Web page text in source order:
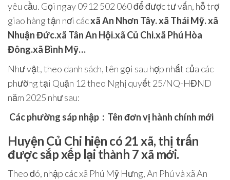
yêu cầu. Gọi ngay0912 502 060để được tư vấn, hỗ trợ
giao hàng tận nơi cácxã An Nhơn Tây. xã Thái Mỹ. xã
Nhuận Đức.xã Tân An Hội.xã Củ Chi.xã Phú Hòa
Đông.xã Bình Mỹ…
Như vật, theo danh sách, tên gọi sau hợp nhất của các
phường tại‍ Quận 12theo Nghị quyết 25/NQ-HĐND
năm 2025 như sau:
‍ Các‍ phường‍ sáp‍ nhập ‍ : ‍ Tên‍ đơn‍ vị‍ hành‍ chính‍ mới ‍
Huyện Củ Chi hiện có 21 xã, thị trấn
được sắp xếp lại thành 7 xã mới.
Theo đó, nhập các xã Phú Mỹ Hưng, An Phú và xã An